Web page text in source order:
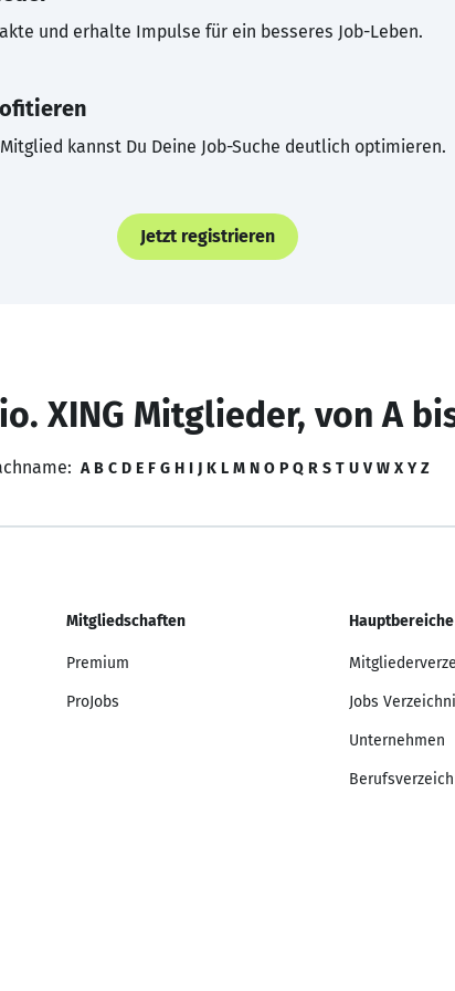
und erhalte Impulse für ein besseres Job-Leben.
kannst Du Deine Job-Suche deutlich optimieren.
Jetzt registrieren
XING Mitglieder, von A
A B C D E F G H I J K L M N O P Q R S T U V W X Y Z
Mitgliedschaften
Premium
ProJobs
Hauptbereiche
Jobs
Unternehmen